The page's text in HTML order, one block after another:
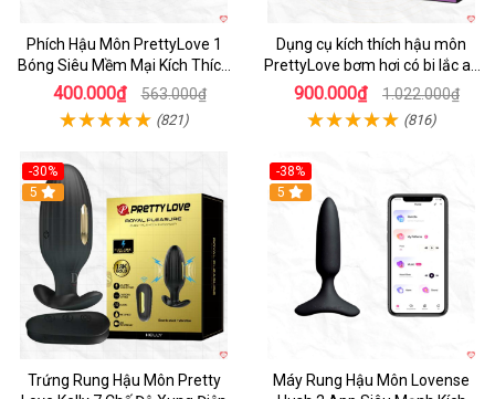
Phích Hậu Môn PrettyLove 1
Bóng Siêu Mềm Mại Kích Thích
Tăng Khoái Cảm
400.000₫ 563.000₫
(821)
Dụng cụ kích thích hậu môn
PrettyLove bơm hơi có bi lắc an
toàn
900.000₫ 1.022.000₫
(816)
-30%
Hot
5
Trứng Rung Hậu Môn Pretty
-38%
Hot
5
Máy Rung Hậu Môn Lovense